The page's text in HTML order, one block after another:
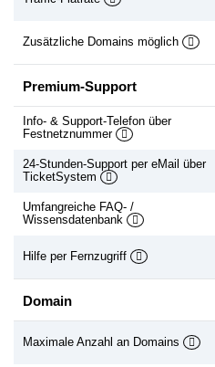
Zusätzliche Domains möglich
Premium-Support
Info- & Support-Telefon über
Festnetznummer
24-Stunden-Support per eMail über
TicketSystem
Umfangreiche FAQ- /
Wissensdatenbank
Hilfe per Fernzugriff
Domain
Maximale Anzahl an Domains